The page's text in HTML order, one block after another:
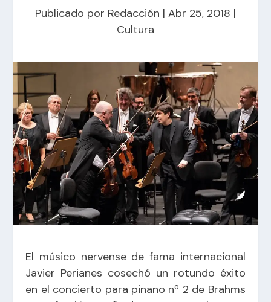
Publicado por Redacción | Abr 25, 2018 |
Cultura
El músico nervense de fama internacional
Javier Perianes cosechó un rotundo éxito
en el concierto para pinano nº 2 de Brahms